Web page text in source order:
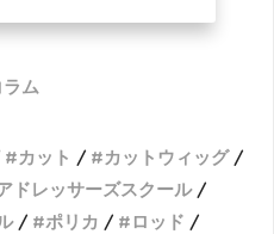
ム
カット
カットウィッグ
ドレッサーズスクール
ポリカ
ロッド